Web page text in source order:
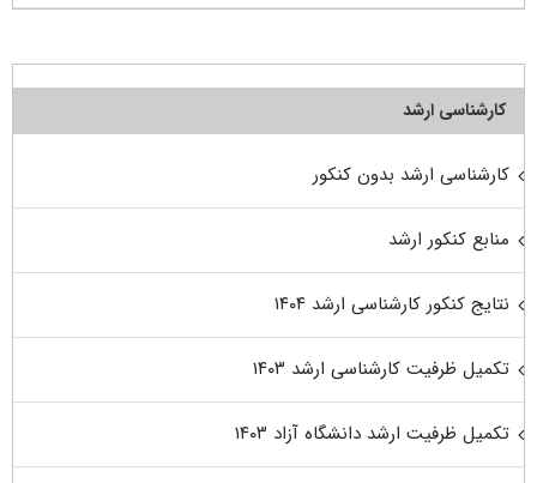
کارشناسی ارشد
کارشناسی ارشد بدون کنکور
منابع کنکور ارشد
نتایج کنکور کارشناسی ارشد ۱۴۰۴
تکمیل ظرفیت کارشناسی ارشد ۱۴۰۳
تکمیل ظرفیت ارشد دانشگاه آزاد ۱۴۰۳